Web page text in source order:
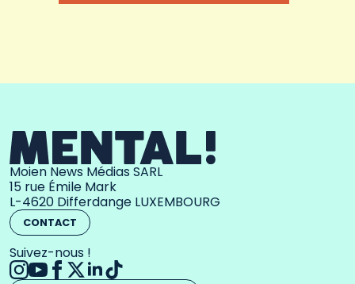
Moien News Médias SARL
15 rue Émile Mark
L-4620 Differdange LUXEMBOURG
CONTACT
Suivez-nous !